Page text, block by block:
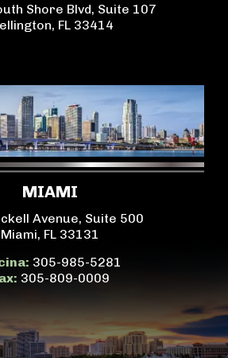
Shore Blvd, Suite 107
FL 33414
MIAMI
Avenue, Suite 500
Miami, FL 33131
305-985-5281
305-809-0009